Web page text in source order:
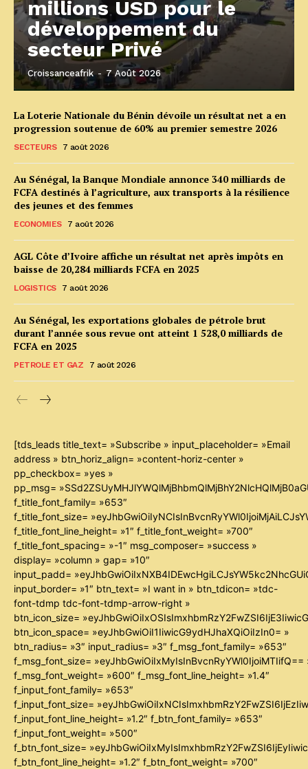
millions USD pour le
développement du
secteur Privé
Croissanceafrik - 7 Août 2026
La Loterie Nationale du Bénin dévoile un résultat net a en
progression soutenue de 60% au premier semestre 2026
SECTEURS 7 août 2026
Au Sénégal, la Banque Mondiale annonce 340 milliards de
FCFA destinés à l’agriculture, aux transports à la résilience
des jeunes et des femmes
ECONOMIES 7 août 2026
AGL Côte d’Ivoire affiche un résultat net après impôts en
baisse de 20,284 milliards FCFA en 2025
LOGISTICS 7 août 2026
Au Sénégal, les exportations globales de pétrole brut
durant l’année sous revue ont atteint 1 528,0 milliards de
FCFA en 2025
PETROLE ET GAZ 7 août 2026
[tds_leads title_text= »Subscribe » input_placeholder= »Email
address » btn_horiz_align= »content-horiz-center »
pp_checkbox= »yes »
pp_msg=
f_title_font_family= »653″
f_title_font_size=
f_title_font_line_height= »1″ f_title_font_weight= »700″
f_title_font_spacing= »-1″ msg_composer= »success »
display= »column » gap= »10″
input_padd=
input_border= »1″ btn_text= »I want in » btn_tdicon= »tdc-
font-tdmp tdc-font-tdmp-arrow-right »
btn_icon_size=
btn_icon_space= »eyJhbGwiOiI1IiwicG9ydHJhaXQiOiIzIn0= »
btn_radius= »3″ input_radius= »3″ f_msg_font_family= »653″
f_msg_font_size= »eyJhbGwiOiIxMyIsInBvcnRyYWl0IjoiMTIifQ==
f_msg_font_weight= »600″ f_msg_font_line_height= »1.4″
f_input_font_family= »653″
f_input_font_size=
f_input_font_line_height= »1.2″ f_btn_font_family= »653″
f_input_font_weight= »500″
f_btn_font_size=
f_btn_font_line_height= »1.2″ f_btn_font_weight= »700″